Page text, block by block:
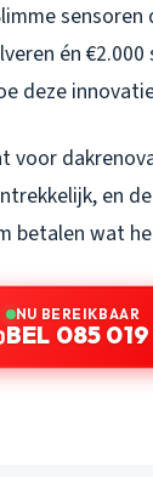
én
deze
en
betalen wat
NU BEREIKBAAR
BEL 085